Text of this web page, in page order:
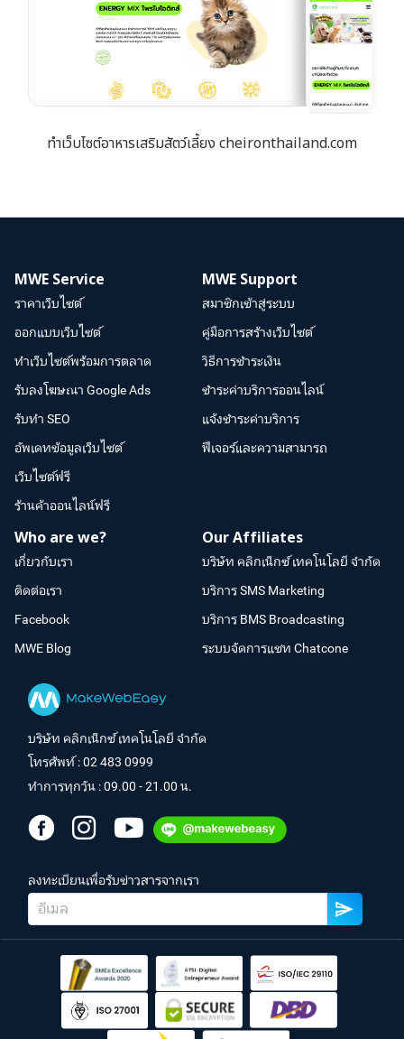
ทำเว็บไซต์อาหารเสริมสัตว์เลี้ยง cheironthailand.com
MWE Service
ราคาเว็บไซต์
ออกแบบเว็บไซต์
ทำเว็บไซต์พร้อมการตลาด
รับลงโฆษณา Google Ads
รับทำ SEO
อัพเดทข้อมูลเว็บไซต์
เว็บไซต์ฟรี
ร้านค้าออนไลน์ฟรี
MWE Support
สมาชิกเข้าสู่ระบบ
คู่มือการสร้างเว็บไซต์
วิธีการชำระเงิน
ชำระค่าบริการออนไลน์
แจ้งชำระค่าบริการ
ฟีเจอร์และความสามารถ
Who are we?
เกี่ยวกับเรา
ติดต่อเรา
Facebook
MWE Blog
Our Affiliates
บริษัท คลิกเน็กซ์ เทคโนโลยี จำกัด
บริการ SMS Marketing
บริการ BMS Broadcasting
ระบบจัดการแชท Chatcone
บริษัท คลิกเน็กซ์ เทคโนโลยี จำกัด
โทรศัพท์ :02 483 0999
ทำการทุกวัน : 09.00 - 21.00 น.
ลงทะเบียนเพื่อรับข่าวสารจากเรา